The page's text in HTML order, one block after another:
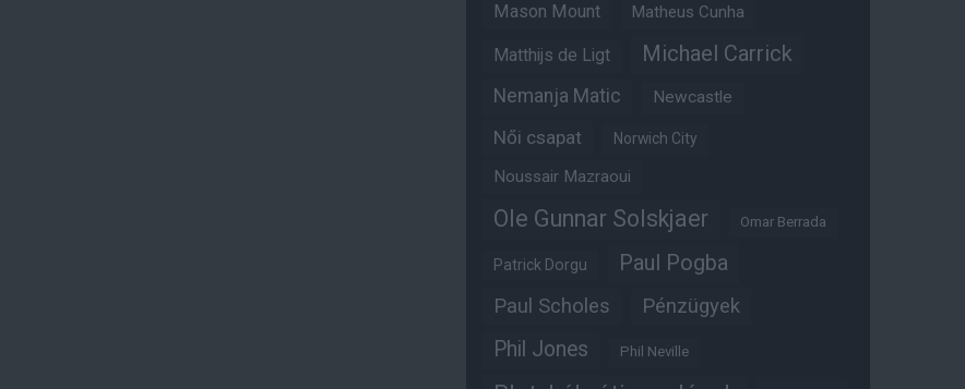
Mason Mount Matheus Cunha
Matthijs de Ligt Michael Carrick
Nemanja Matic Newcastle
Női csapat Norwich City
Noussair Mazraoui
Ole Gunnar Solskjaer Omar Berrada
Patrick Dorgu Paul Pogba
Paul Scholes Pénzügyek
Phil Jones Phil Neville